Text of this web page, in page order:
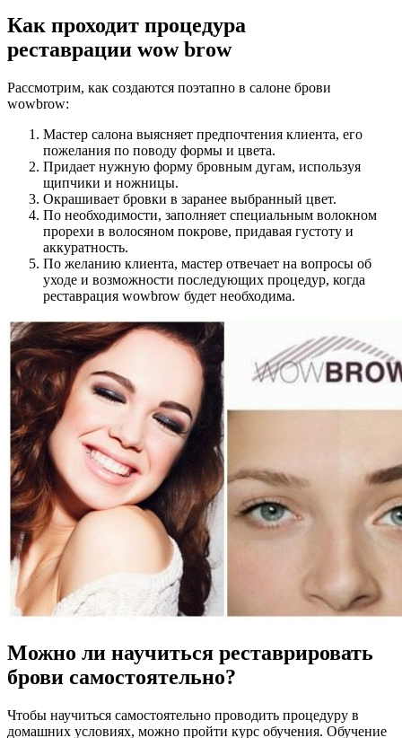
Как проходит процедура
реставрации wow brow
Рассмотрим, как создаются поэтапно в салоне брови
wowbrow:
Мастер салона выясняет предпочтения клиента, его
пожелания по поводу формы и цвета.
Придает нужную форму бровным дугам, используя
щипчики и ножницы.
Окрашивает бровки в заранее выбранный цвет.
По необходимости, заполняет специальным волокном
прорехи в волосяном покрове, придавая густоту и
аккуратность.
По желанию клиента, мастер отвечает на вопросы об
уходе и возможности последующих процедур, когда
реставрация wowbrow будет необходима.
Можно ли научиться реставрировать
брови самостоятельно?
Чтобы научиться самостоятельно проводить процедуру в
домашних условиях, можно пройти курс обучения. Обучение